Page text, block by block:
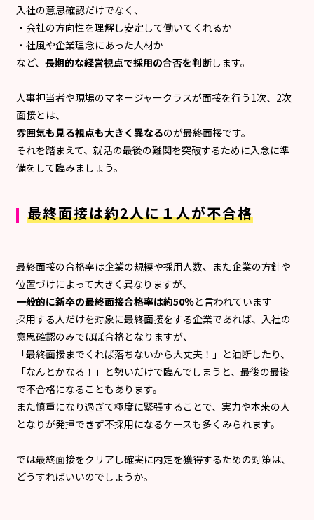
入社の意思確認だけでなく、
・会社の方向性を理解し安定して働いてくれるか
・社風や企業理念にあった人材か
など、 長期的な経営視点で採用の合否を判断します。
人事担当者や現場のマネージャークラスが面接を行う1次、2次
面接とは、
雰囲気も見る視点も大きく異なるのが最終面接です。
それを踏まえて、就活の最後の難関を突破するために入念に準
備をして臨みましょう。
最終面接は約2人に１人が不合格
最終面接の合格率は企業の規模や採用人数、また企業の方針や
位置づけによって大きく異なりますが、
一般的に新卒の最終面接合格率は約50％と言われています
採用する人だけを対象に最終面接をする企業であれば、入社の
意思確認のみでほぼ合格となりますが、
「最終面接までくれば落ちないから大丈夫！」と油断したり、
「なんとかなる！」と勢いだけで臨んでしまうと、最後の最後
で不合格になることもあります。
また慎重になり過ぎて極度に緊張することで、実力や本来の人
となりが発揮できず不採用になるケースも多くみられます。
では最終面接をクリアし確実に内定を獲得するための対策は、
どうすればいいのでしょうか。